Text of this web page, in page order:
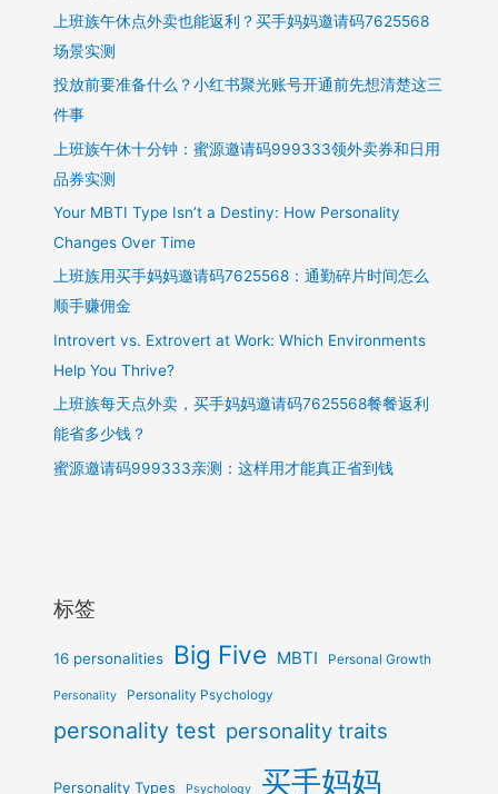
上班族午休点外卖也能返利？买手妈妈邀请码7625568
场景实测
投放前要准备什么？小红书聚光账号开通前先想清楚这三
件事
上班族午休十分钟：蜜源邀请码999333领外卖券和日用
品券实测
Your MBTI Type Isn’t a Destiny: How Personality
Changes Over Time
上班族用买手妈妈邀请码7625568：通勤碎片时间怎么
顺手赚佣金
Introvert vs. Extrovert at Work: Which Environments
Help You Thrive?
上班族每天点外卖，买手妈妈邀请码7625568餐餐返利
能省多少钱？
蜜源邀请码999333亲测：这样用才能真正省到钱
标签
16 personalities Big Five MBTI Personal Growth
Personality Personality Psychology
personality test personality traits
Personality Types Psychology 买手妈妈